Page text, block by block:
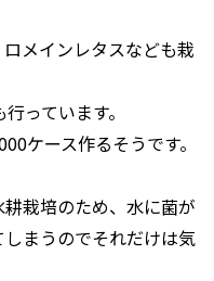
メインレタスなども栽
っています。
ケース作るそうです。
栽培のため、水に菌が
まうのでそれだけは気